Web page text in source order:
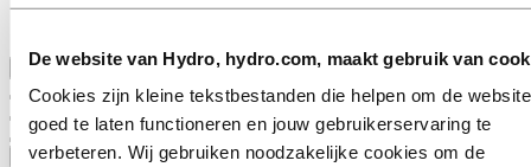
De website van Hydro, hydro.com, maakt gebruik van
Cookies zijn kleine tekstbestanden die helpen om de website
goed te laten functioneren en jouw gebruikerservaring te
verbeteren. Wij gebruiken noodzakelijke cookies om de
Inkoop
Terug naar hoofdmenu
Sluiten